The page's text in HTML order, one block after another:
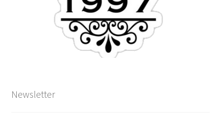
Newsletter